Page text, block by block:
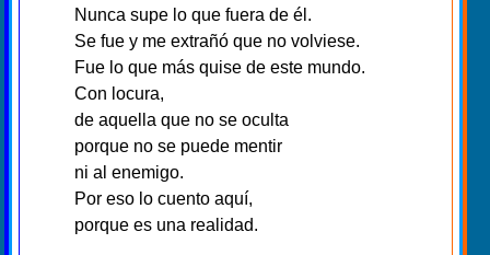
Nunca supe lo que fuera de él.
Se fue y me extrañó que no volviese.
Fue lo que más quise de este mundo.
Con locura,
de aquella que no se oculta
porque no se puede mentir
ni al enemigo.
Por eso lo cuento aquí,
porque es una realidad.